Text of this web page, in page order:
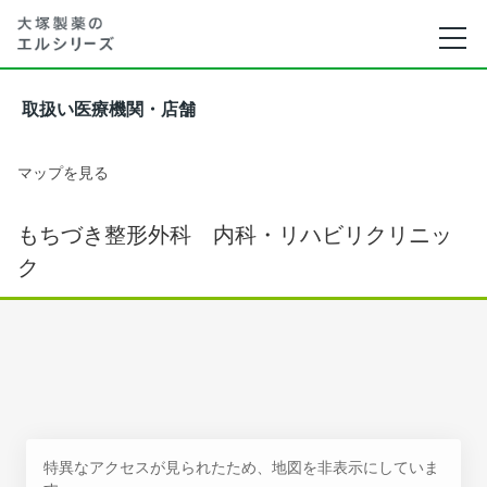
取扱い医療機関・店舗
マップを見る
もちづき整形外科 内科・リハビリクリニッ
ク
特異なアクセスが見られたため、地図を非表示にしていま